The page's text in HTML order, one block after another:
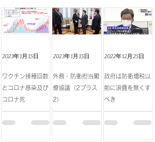
ワクチン接種回数
とコロナ感染及び
コロナ死
2023年1月15日
外務・防衛担当閣
僚協議（2プラス
2）
2023年1月15日
政府は防衛増税以
前に浪費を無くす
べき
2022年12月25日